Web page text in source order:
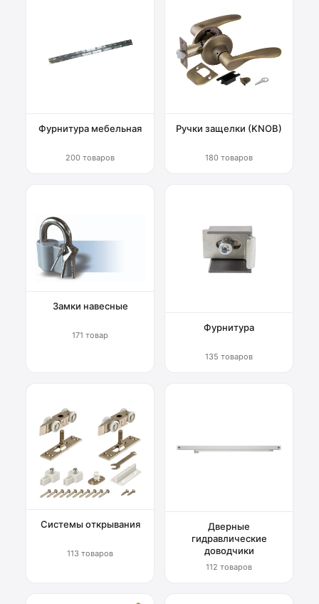
Фурнитура мебельная
200 товаров
Ручки защелки (KNOB)
180 товаров
Замки навесные
171 товар
Фурнитура
135 товаров
Системы открывания
113 товаров
Дверные
гидравлические
доводчики
112 товаров